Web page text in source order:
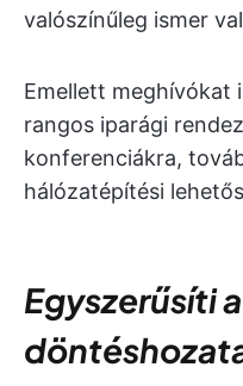
valószínűleg ismer
Emellett meghívókat
rangos iparági
konferenciákra,
hálózatépítési
Egyszerűsíti